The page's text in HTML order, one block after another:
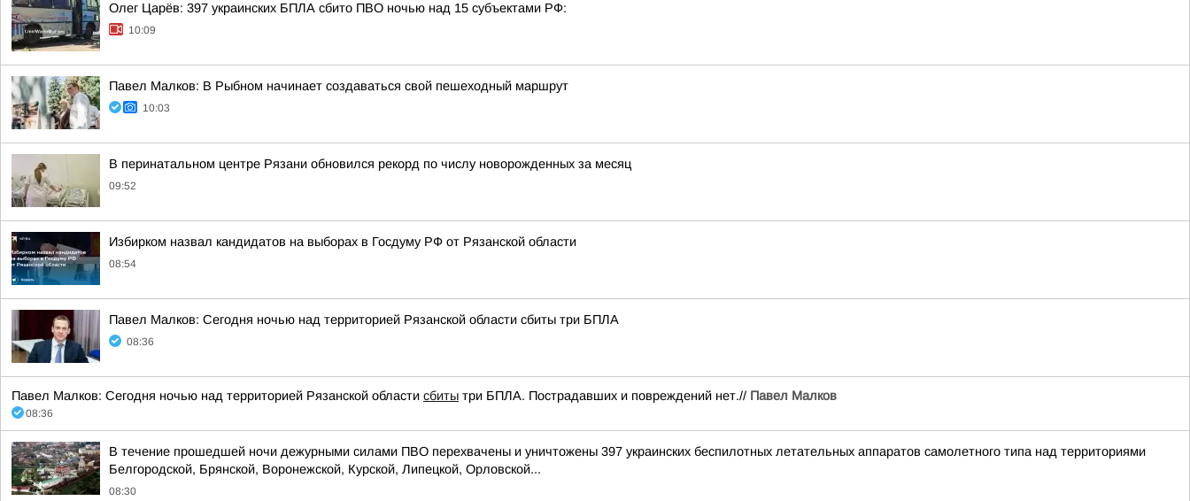
Олег Царёв: 397 украинских БПЛА сбито ПВО ночью над 15 субъектами РФ:
10:09
Павел Малков: В Рыбном начинает создаваться свой пешеходный маршрут
10:03
В перинатальном центре Рязани обновился рекорд по числу новорожденных за месяц
09:52
Избирком назвал кандидатов на выборах в Госдуму РФ от Рязанской области
08:54
Павел Малков: Сегодня ночью над территорией Рязанской области сбиты три БПЛА
08:36
Павел Малков: Сегодня ночью над территорией Рязанской области сбиты три БПЛА. Пострадавших и повреждений нет.// Павел Малков
08:36
В течение прошедшей ночи дежурными силами ПВО перехвачены и уничтожены 397 украинских беспилотных летательных аппаратов самолетного типа над территориями
Белгородской, Брянской, Воронежской, Курской, Липецкой, Орловской...
08:30